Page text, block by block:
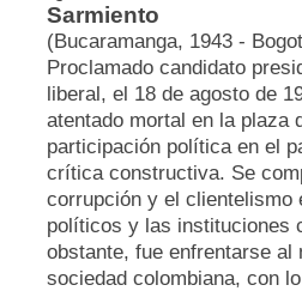
Sarmiento
(Bucaramanga, 1943 -
Proclamado candidato
liberal, el 18 de agosto de
atentado mortal en la plaza
participación política en el
crítica constructiva. Se
corrupción y el clientelismo
políticos y las instituciones
obstante, fue enfrentarse
sociedad colombiana, con